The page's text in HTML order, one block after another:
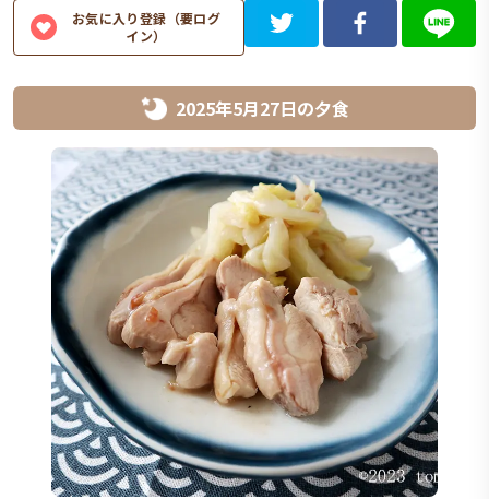
お気に入り登録（要ログ
イン）
2025年5月27日の夕食